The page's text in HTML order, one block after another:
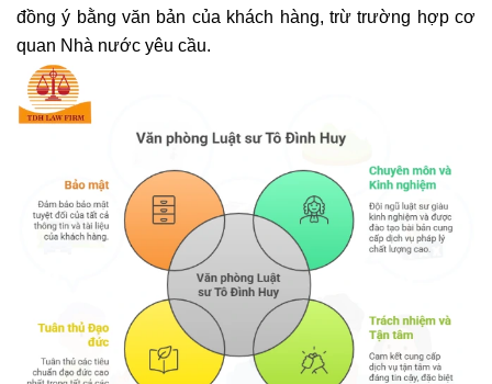
đồng ý bằng văn bản của khách hàng, trừ trường hợp cơ
quan Nhà nước yêu cầu.